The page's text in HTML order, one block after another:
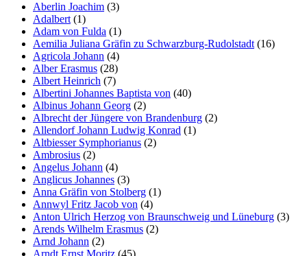
Aberlin Joachim (3)
Adalbert (1)
Adam von Fulda (1)
Aemilia Juliana Gräfin zu Schwarzburg-Rudolstadt (16)
Agricola Johann (4)
Alber Erasmus (28)
Albert Heinrich (7)
Albertini Johannes Baptista von (40)
Albinus Johann Georg (2)
Albrecht der Jüngere von Brandenburg (2)
Allendorf Johann Ludwig Konrad (1)
Altbiesser Symphorianus (2)
Ambrosius (2)
Angelus Johann (4)
Anglicus Johannes (3)
Anna Gräfin von Stolberg (1)
Annwyl Fritz Jacob von (4)
Anton Ulrich Herzog von Braunschweig und Lüneburg (3)
Arends Wilhelm Erasmus (2)
Arnd Johann (2)
Arndt Ernst Moritz (45)
Inhalte und
Angebote zu sehen.